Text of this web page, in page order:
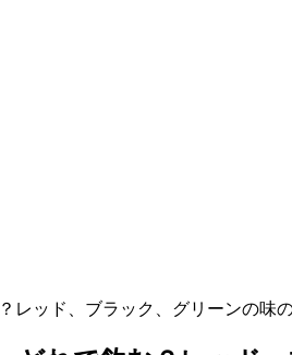
レッド、ブラック、グリーンの味